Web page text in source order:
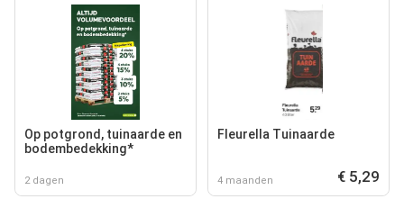
Op potgrond, tuinaarde en
bodembedekking*
2 dagen
Fleurella Tuinaarde
4 maanden € 5,29